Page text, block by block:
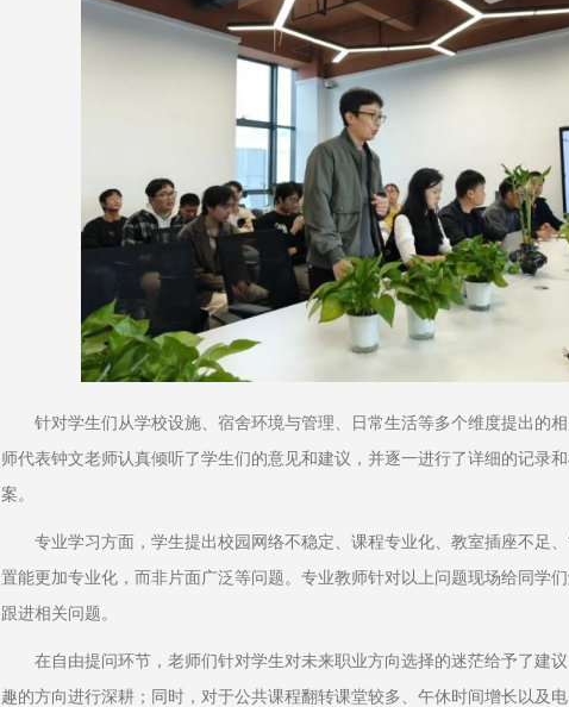
针对学生们从学校设施、宿舍环境与管理、日常生活等多个维度提出的
师代表钟文老师认真倾听了学生们的意见和建议，并逐一进行了详细的记录
案。
专业学习方面，学生提出校园网络不稳定、课程专业化、教室插座不足
置能更加专业化，而非片面广泛等问题。专业教师针对以上问题现场给同学
跟进相关问题。
在自由提问环节，老师们针对学生对未来职业方向选择的迷茫给予了建
趣的方向进行深耕；同时，对于公共课程翻转课堂较多、午休时间增长以及